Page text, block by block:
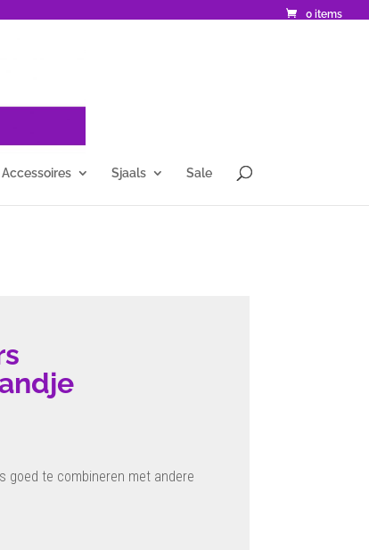
0 items
Accessoires Sjaals Sale
goed te combineren met andere